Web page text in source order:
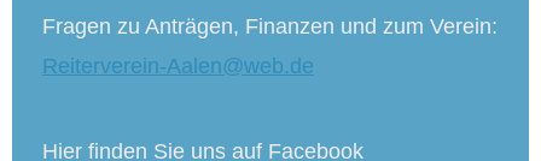
Fragen zu Anträgen, Finanzen und zum Verein:
Reiterverein-Aalen@web.de
Hier finden Sie uns auf Facebook